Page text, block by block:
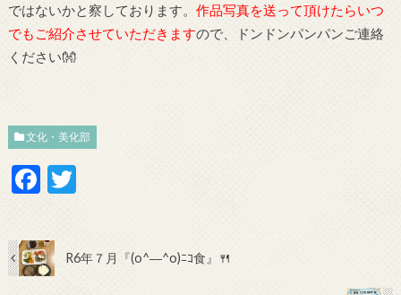
ではないかと察しております。 作品写真を送って頂けたらいつ
でもご紹介させていただきますので、ドンドンパンパンご連絡
ください👐
文化・美化部
F
e
b
T
er
R6年７月『(o^―^o)ﾆｺ食』🍴